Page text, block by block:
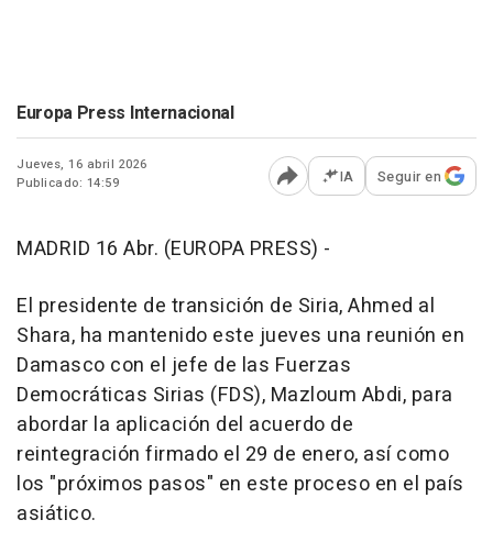
Europa Press Internacional
Jueves, 16 abril 2026
Publicado: 14:59
Abrir opciones para
IA Seguir en
MADRID 16 Abr. (EUROPA PRESS) -
El presidente de transición de Siria, Ahmed al
Shara, ha mantenido este jueves una reunión en
Damasco con el jefe de las Fuerzas
Democráticas Sirias (FDS), Mazloum Abdi, para
abordar la aplicación del acuerdo de
reintegración firmado el 29 de enero, así como
los "próximos pasos" en este proceso en el país
asiático.